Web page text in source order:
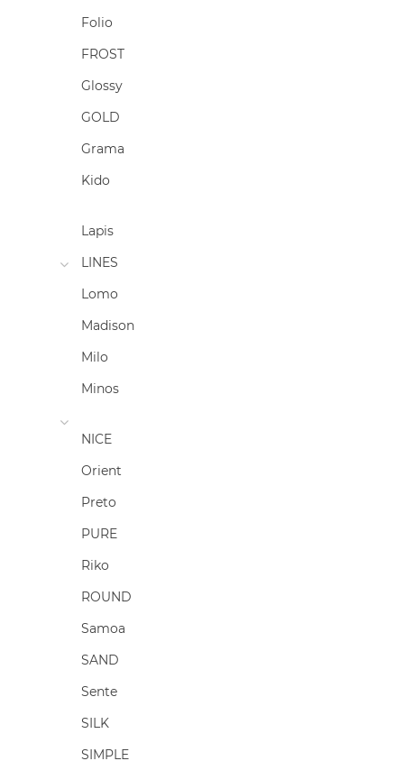
Folio
FROST
Glossy
GOLD
Grama
Kido
Lapis
LINES
Lomo
Madison
Milo
Minos
NICE
Orient
Preto
PURE
Riko
ROUND
Samoa
SAND
Sente
SILK
SIMPLE